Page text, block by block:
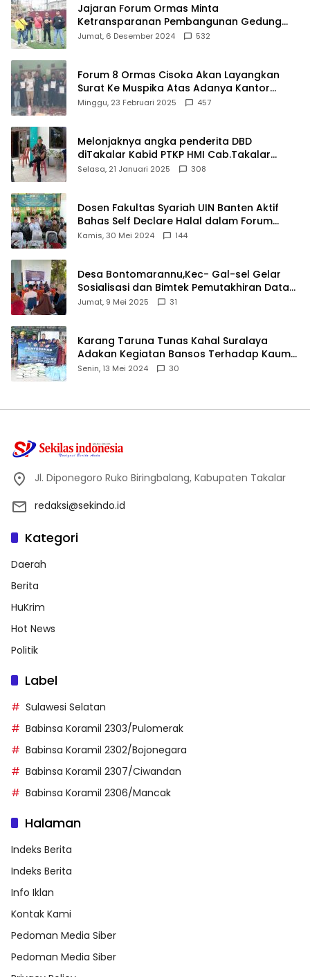
Jajaran Forum Ormas Minta
Ketransparanan Pembangunan Gedung
Damkar Di Kecamatan Cisoka
Jumat, 6 Desember 2024 532
Forum 8 Ormas Cisoka Akan Layangkan
Surat Ke Muspika Atas Adanya Kantor
Matel di Cisoka
Minggu, 23 Februari 2025 457
Melonjaknya angka penderita DBD
diTakalar Kabid PTKP HMI Cab.Takalar
angkat bicara
Selasa, 21 Januari 2025 308
Dosen Fakultas Syariah UIN Banten Aktif
Bahas Self Declare Halal dalam Forum
Ijtima Ulama MUI
Kamis, 30 Mei 2024 144
Desa Bontomarannu,Kec- Gal-sel Gelar
Sosialisasi dan Bimtek Pemutakhiran Data
ID
Jumat, 9 Mei 2025 31
Karang Taruna Tunas Kahal Suralaya
Adakan Kegiatan Bansos Terhadap Kaum
Dhuafa dan Anak Yatim-Piatu
Senin, 13 Mei 2024 30
Jl. Diponegoro Ruko Biringbalang, Kabupaten Takalar
redaksi@sekindo.id
Kategori
Daerah
Berita
HuKrim
Hot News
Politik
Label
Sulawesi Selatan
Babinsa Koramil 2303/Pulomerak
Babinsa Koramil 2302/Bojonegara
Babinsa Koramil 2307/Ciwandan
Babinsa Koramil 2306/Mancak
Halaman
Indeks Berita
Indeks Berita
Info Iklan
Kontak Kami
Pedoman Media Siber
Pedoman Media Siber